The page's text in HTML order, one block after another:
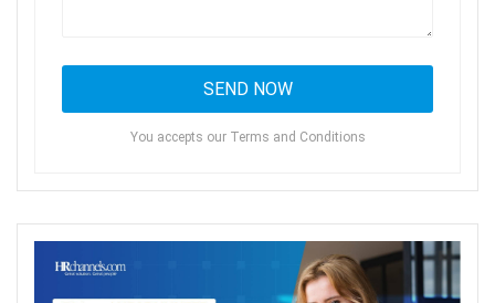
You accepts our Terms and Conditions